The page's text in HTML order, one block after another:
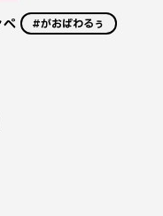
#がおぱわるぅ